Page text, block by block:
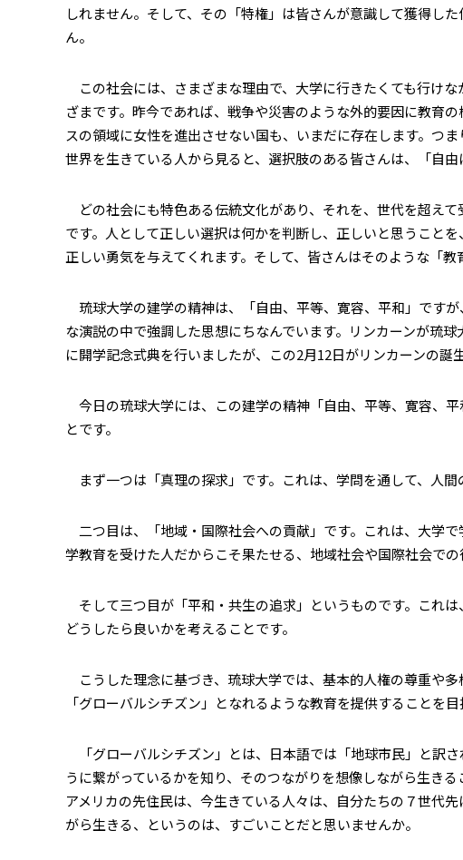
しれません。そして、その「特権」は皆さんが意識して獲得し
ん。
この社会には、さまざまな理由で、大学に行きたくても行け
ざまです。昨今であれば、戦争や災害のような外的要因に教育
スの領域に女性を進出させない国も、いまだに存在します。つ
世界を生きている人から見ると、選択肢のある皆さんは、「自
どの社会にも特色ある伝統文化があり、それを、世代を超え
です。人として正しい選択は何かを判断し、正しいと思うこと
正しい勇気を与えてくれます。そして、皆さんはそのような「
琉球大学の建学の精神は、「自由、平等、寛容、平和」です
な演説の中で強調した思想にちなんでいます。リンカーンが琉
に開学記念式典を行いましたが、この2月12日がリンカーンの誕
今日の琉球大学には、この建学の精神「自由、平等、寛容、
とです。
まず一つは「真理の探求」です。これは、学問を通して、人
二つ目は、「地域・国際社会への貢献」です。これは、大学
学教育を受けた人だからこそ果たせる、地域社会や国際社会での
そして三つ目が「平和・共生の追求」というものです。これ
どうしたら良いかを考えることです。
こうした理念に基づき、琉球大学では、基本的人権の尊重や
「グローバルシチズン」となれるような教育を提供することを目
「グローバルシチズン」とは、日本語では「地球市民」と訳
うに繋がっているかを知り、そのつながりを想像しながら生き
アメリカの先住民は、今生きている人々は、自分たちの７世代
がら生きる、というのは、すごいことだと思いませんか。